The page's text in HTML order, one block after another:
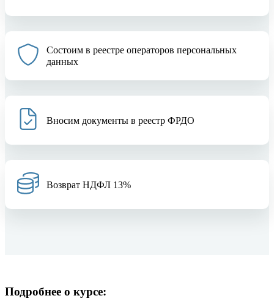
Состоим в реестре операторов персональных
данных
Вносим документы в реестр ФРДО
Возврат НДФЛ 13%
Подробнее о курсе: